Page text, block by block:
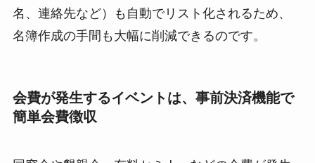
名、連絡先など）も自動でリスト化されるため、
名簿作成の手間も大幅に削減できるのです。
会費が発生するイベントは、事前決済機能で
簡単会費徴収